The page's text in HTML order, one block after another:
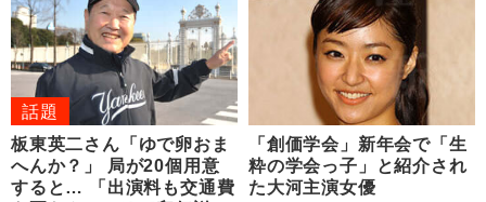
話題
板東英二さん「ゆで卵おま
へんか？」 局が20個用意
すると… 「出演料も交通費
「創価学会」新年会で「生
粋の学会っ子」と紹介され
た大河主演女優